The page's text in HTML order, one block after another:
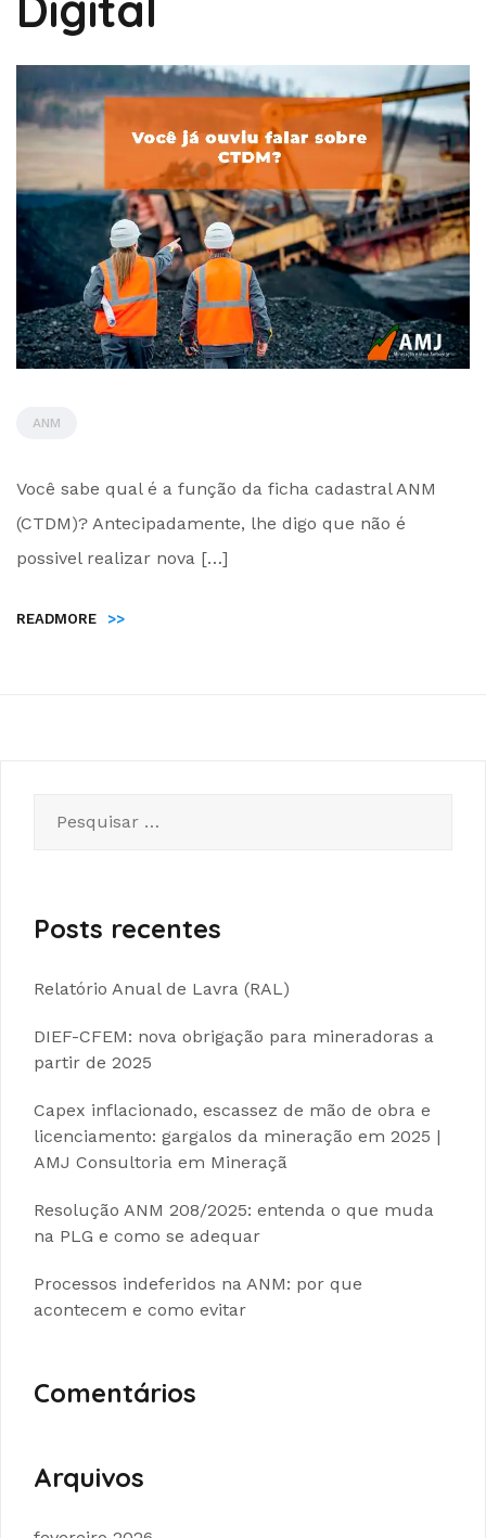
ANM
by
Você sabe qual é a função da ficha cadastral ANM
(CTDM)? Antecipadamente, lhe digo que não é
possivel realizar nova […]
READMORE >>
por:
Posts recentes
Relatório Anual de Lavra (RAL)
DIEF-CFEM: nova obrigação para mineradoras a
partir de 2025
Capex inflacionado, escassez de mão de obra e
licenciamento: gargalos da mineração em 2025 |
AMJ Consultoria em Mineraçã
Resolução ANM 208/2025: entenda o que muda
na PLG e como se adequar
Processos indeferidos na ANM: por que
acontecem e como evitar
Comentários
Arquivos